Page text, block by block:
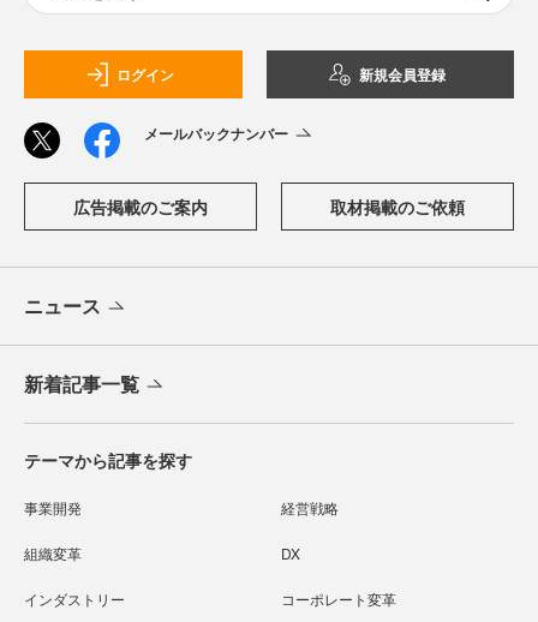
ログイン 新規会員登録
メールバックナンバー
広告掲載のご案内 取材掲載のご依頼
ニュース
新着記事一覧
テーマから記事を探す
事業開発 経営戦略
組織変革 DX
インダストリー コーポレート変革